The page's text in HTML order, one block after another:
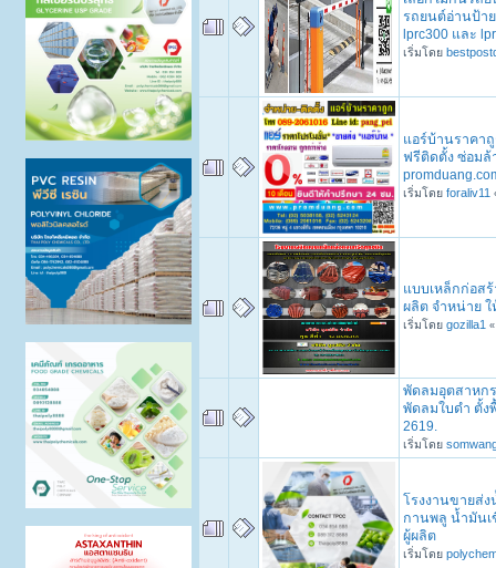
รถยนต์อ่านป้า
lprc300 และ
เริ่มโดย
แอร์บ้านราคา
ฟรีติดตั้ง ซ่อมล้
เริ่มโดย foraliv11
แบบเหล็กก่อสร้
ผลิต จำหน่าย ใ
เริ่มโดย gozilla1
พัดลมอุตสาหก
พัดลมใบดำ ตั้ง
2619.
เริ่มโดย
โรงงานขายส่
กานพลู น้ำมันเ
ผู้ผลิต
เริ่มโดย